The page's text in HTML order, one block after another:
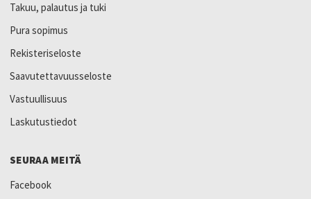
Takuu, palautus ja tuki
Pura sopimus
Rekisteriseloste
Saavutettavuusseloste
Vastuullisuus
Laskutustiedot
SEURAA MEITÄ
Facebook